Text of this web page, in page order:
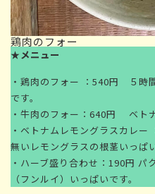
鶏肉のフォー
★ メニュー
・鶏肉のフォー ：540円 ５時
です。
・牛肉のフォー：640円 ベト
・ベトナムレモングラスカレ
無いレモングラスの根茎いっぱ
・ハーブ盛り合わせ：190円 パ
（フンルイ）いっぱいです。